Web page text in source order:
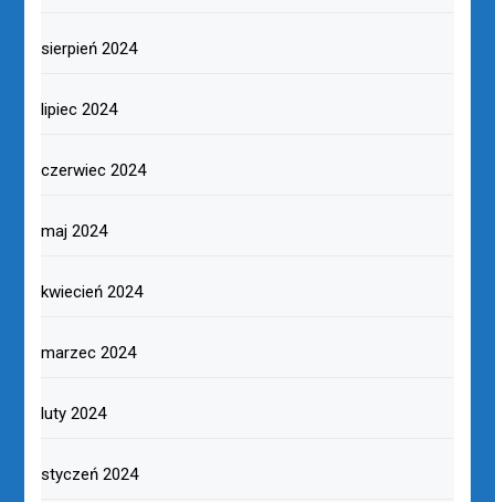
sierpień 2024
lipiec 2024
czerwiec 2024
maj 2024
kwiecień 2024
marzec 2024
luty 2024
styczeń 2024